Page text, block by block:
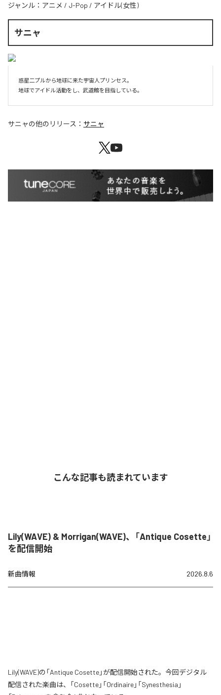
ジャンル： アニメ / J-Pop / アイドル(女性)
サニャ
惑星二プルから地球に来た宇宙人プリンセス。
地球でアイドル活動をし、武道館を目指している。
サニャの他のリリース： サニャ
こんな記事も読まれています
Lily(WAVE) & Morrigan(WAVE)、「Antique Cosette」
を配信開始
新曲情報 2026.8.6
Lily(WAVE)の「Antique Cosette」が配信開始された。今回デジタル
配信された楽曲は、「Cosette」「Ordinaire」「Synesthesia」